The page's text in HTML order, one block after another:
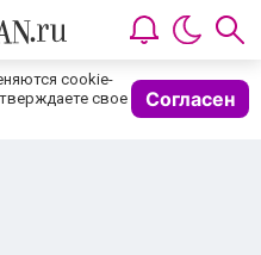
cookie-
свое
Согласен